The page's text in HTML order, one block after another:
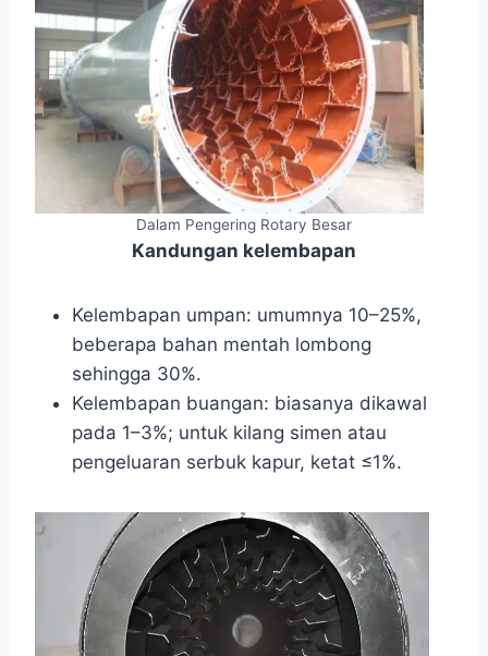
Dalam Pengering Rotary Besar
Kandungan kelembapan
Kelembapan umpan: umumnya 10–25%,
beberapa bahan mentah lombong
sehingga 30%.
Kelembapan buangan: biasanya dikawal
pada 1–3%; untuk kilang simen atau
pengeluaran serbuk kapur, ketat ≤1%.